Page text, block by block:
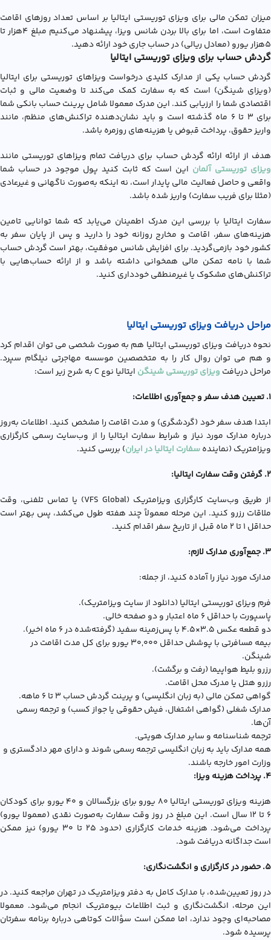
میزان تمکن مالی برای ویزای توریستی ایتالیا بر اساس تعداد روزهای اقامت
متفاوت است، اما برای بالا بردن شانس ویزا، پیشنهاد می‌کنیم مبلغ 4هزار تا
5هزار یورو (معادل ریالی) در حساب جاری خود ارائه دهید.
گردش حساب برای ويزاي توريستي ايتاليا
گردش حساب یکی از مدارک کلیدی درخواست ویزاهای توریستی برای ایتالیا
(ویزای شینگن) است که به سفارت کمک می‌کند تا وضعیت مالی و ثبات
اقتصادی شما را ارزیابی کند. این مدرک معمولا شامل پرینت حساب بانکی شما
برای ۳ تا ۶ ماه گذشته است و باید نشان‌دهنده تراکنش‌های منظم، مانند
واریز حقوق، پرداخت قبوض یا هزینه‌های روزمره باشد.
هدف از ارائه ارائه گردش حساب برای دریافت تمام ویزاهای توریستی مانند
ویزای توریستی آلمان این است که ثابت کنید پول موجود در حساب شما
واقعی و حاصل فعالیت مالی پایدار است، نه اینکه به‌صورت ناگهانی و غیرعادی
(مثلا برای فریب سفارت) واریز شده باشد.
سفارت ایتالیا با بررسی این مدرک اطمینان می‌یابد که شما توانایی تامین
هزینه‌های سفر، اقامت و مخارج روزانه خود را دارید و پس از پایان سفر به
کشور خود بازمی‌گردید. برای افزایش شانس موفقیت، بهتر است گردش حساب
شما با نامه تمکن مالی همخوانی داشته باشد و از ارائه حساب‌هایی با
تراکنش‌های مشکوک یا غیرمنطقی خودداری کنید.
مراحل دریافت ویزای توریستی ایتالیا
نحوه دریافت ويزاي توريستي ايتاليا هم به صورت شخصی می توان اقدام کرد
و هم می توان روال کار را به متخصصین موسسه مهاجرتی نیلگام سپرد.
مراحل دریافت ویزای توریستی شینگن ایتالیا نوع C به شرح زیر است:
1. تعیین هدف سفر و جمع‌آوری اطلاعات:
ابتدا هدف سفر خود (گردشگری) و مدت اقامت را مشخص کنید. اطلاعات به‌روز
درباره مدارک مورد نیاز و شرایط سفارت ایتالیا را از وب‌سایت رسمی کارگزاری
ویزامتریک (نمایندهسفارت ایتالیا در ایران) بررسی کنید.
2. گرفتن وقت سفارت ایتالیا:
از طریق وب‌سایت کارگزاری ویزامتریک (VFS Global) یا تماس تلفنی، وقت
ملاقات رزرو کنید. این مرحله معمولاً چند هفته طول می‌کشد، پس بهتر است
حداقل ۱ تا ۲ ماه قبل از تاریخ سفر اقدام کنید.
3. جمع‌آوری مدارک لازم:
مدارک مورد نیاز را آماده کنید، از جمله:
فرم ويزاي توريستي ايتاليا (دانلود از سایت ویزامتریک).
پاسپورت با حداقل ۶ ماه اعتبار و دو صفحه خالی.
دو قطعه عکس ۳.۵×۴.۵ با پس‌زمینه سفید (گرفته‌شده در ۶ ماه اخیر).
بیمه مسافرتی با پوشش حداقل ۳۰,۰۰۰ یورو برای کل مدت اقامت در
شینگن.
رزرو بلیط هواپیما (رفت و برگشت).
رزرو هتل یا مدرک محل اقامت.
گواهی تمکن مالی (به زبان انگلیسی) و پرینت گردش حساب ۳ تا ۶ ماهه.
مدارک شغلی (گواهی اشتغال، فیش حقوقی یا جواز کسب) و ترجمه رسمی
آن‌ها.
ترجمه شناسنامه و سایر مدارک هویتی.
همه مدارک باید به زبان انگلیسی ترجمه رسمی شوند و دارای مهر دادگستری و
وزارت امور خارجه باشند.
4. پرداخت هزینه ویزا:
هزینه ویزای توریستی ایتالیا ۸۰ یورو برای بزرگسالان و ۴۰ یورو برای کودکان
۶ تا ۱۲ سال است. این مبلغ در روز وقت سفارت به‌صورت نقدی (معمولا یورو)
پرداخت می‌شود. هزینه خدمات کارگزاری (حدود ۲۵ تا ۳۰ یورو) نیز ممکن
است جداگانه دریافت شود.
5. حضور در کارگزاری و انگشت‌نگاری:
در روز تعیین‌شده، با مدارک کامل به دفتر ویزامتریک در تهران مراجعه کنید. در
این مرحله، انگشت‌نگاری و ثبت اطلاعات بیومتریک انجام می‌شود. معمولا
مصاحبه‌ای وجود ندارد، اما ممکن است سؤالات کوتاهی درباره برنامه سفرتان
پرسیده شود.